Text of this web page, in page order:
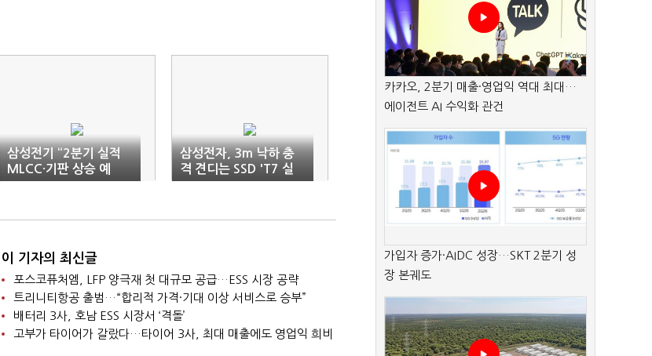
삼성전기 “2분기 실적
MLCC·기판 상승 예
상”(종합)
삼성전자, 3m 낙하 충
격 견디는 SSD 'T7 실
드' 출시
이 기자의 최신글
포스코퓨처엠, LFP 양극재 첫 대규모 공급…ESS 시장 공략
트리니티항공 출범…“합리적 가격·기대 이상 서비스로 승부”
배터리 3사, 호남 ESS 시장서 ‘격돌’
고부가 타이어가 갈랐다…타이어 3사, 최대 매출에도 영업익 희비
카카오, 2분기 매출·영업익 역대 최대…
에이전트 AI 수익화 관건
가입자 증가·AIDC 성장…SKT 2분기 성
장 본궤도